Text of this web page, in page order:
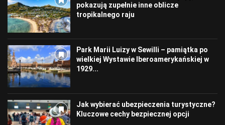
pokazują zupełnie inne oblicze
tropikalnego raju
Park Marii Luizy w Sewilli – pamiątka po
wielkiej Wystawie Iberoamerykańskiej w
1929...
Jak wybierać ubezpieczenia turystyczne?
Kluczowe cechy bezpiecznej opcji